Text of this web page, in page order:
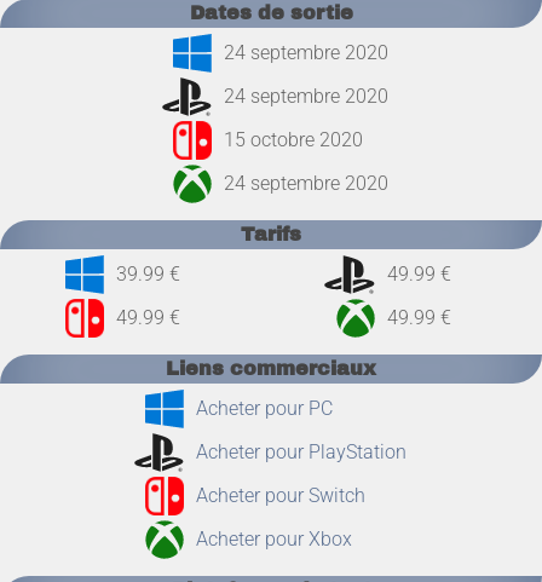
Dates de sortie
24 septembre 2020
24 septembre 2020
15 octobre 2020
24 septembre 2020
Tarifs
39.99 €
49.99 €
49.99 €
49.99 €
Liens commerciaux
Acheter pour PC
Acheter pour PlayStation
Acheter pour Switch
Acheter pour Xbox